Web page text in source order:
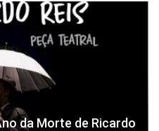
da Morte de Ricardo